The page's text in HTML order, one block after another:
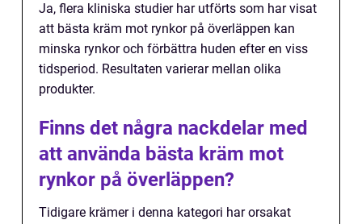
Ja, flera kliniska studier har utförts som har visat
att bästa kräm mot rynkor på överläppen kan
minska rynkor och förbättra huden efter en viss
tidsperiod. Resultaten varierar mellan olika
produkter.
Finns det några nackdelar med
att använda bästa kräm mot
rynkor på överläppen?
Tidigare krämer i denna kategori har orsakat